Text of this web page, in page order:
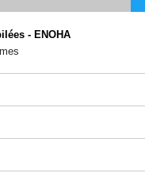
- ENOHA